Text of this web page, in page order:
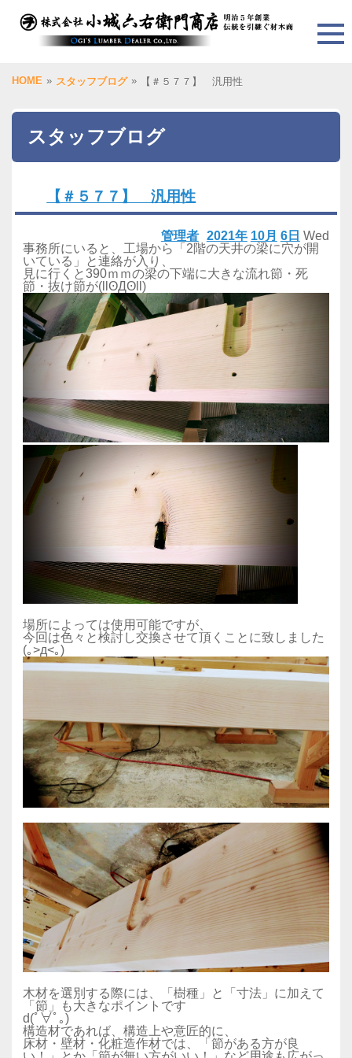
HOME » スタッフブログ » 【＃５７７】 汎用性
スタッフブログ
【＃５７７】 汎用性
2021年 10月 6日 Wed
管理者
事務所にいると、工場から「2階の天井の梁に穴が開
いている」と連絡が入り、
見に行くと390ｍｍの梁の下端に大きな流れ節・死
節・抜け節が(llʘДʘll)
場所によっては使用可能ですが、
今回は色々と検討し交換させて頂くことに致しました
(｡>д<｡)
木材を選別する際には、「樹種」と「寸法」に加えて
「節」も大きなポイントです
d(ﾟ∀ﾟ｡)
構造材であれば、構造上や意匠的に、
床材・壁材・化粧造作材では、「節がある方が良